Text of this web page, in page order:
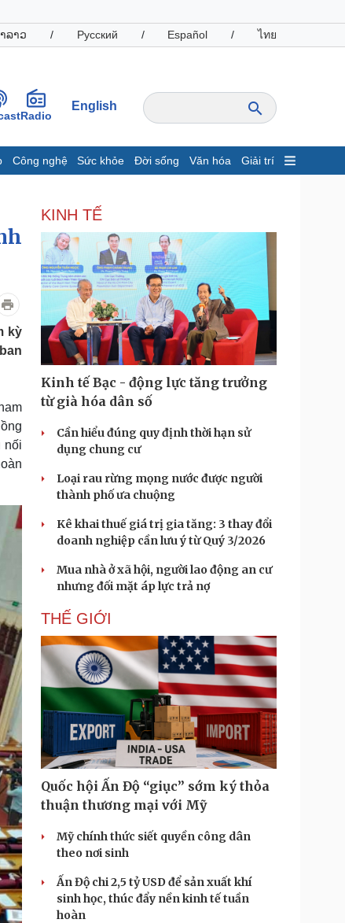
ລາວ / Русский / Español / ไทย
Radio
English
Công nghệ Sức khỏe Đời sống Văn hóa Giải trí
động sản
nghiệp
Tiêu dùng
Tỷ giá
Chứng khoán
Giá cà phê
nghiệp
tin doanh nghiệp
nghiệp 24h
nhân
cộng đồng
Công nghệ
Sành điệu
Tin Công nghệ
Trải nghiệm
Chuyển đổi số
lịch
vấn
Podcast
Đọc truyện đêm khuya
Cửa sổ tình yêu
Hạt giống tâm hồn
kỳ
nối
KINH TẾ
Kinh tế Bạc - động lực tăng trưởng
từ già hóa dân số
Cần hiểu đúng quy định thời hạn sử
dụng chung cư
Loại rau rừng mọng nước được người
thành phố ưa chuộng
Kê khai thuế giá trị gia tăng: 3 thay đổi
doanh nghiệp cần lưu ý từ Quý 3/2026
Mua nhà ở xã hội, người lao động an cư
nhưng đối mặt áp lực trả nợ
THẾ GIỚI
Quốc hội Ấn Độ “giục” sớm ký thỏa
thuận thương mại với Mỹ
Mỹ chính thức siết quyền công dân
theo nơi sinh
Ấn Độ chi 2,5 tỷ USD để sản xuất khí
sinh học, thúc đẩy nền kinh tế tuần
hoàn